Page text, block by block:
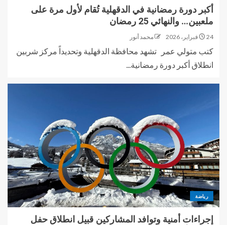
أكبر دورة رمضانية في الدقهلية تُقام لأول مرة على
ملعبين… والنهائي 25 رمضان
24 فبراير، 2026 محمد أنور
كتب متولي عمر تشهد محافظة الدقهلية وتحديداً مركز شربين
انطلاق أكبر دورة رمضانية...
رياضة
إجراءات أمنية وتوافد المشاركين قبيل انطلاق حفل